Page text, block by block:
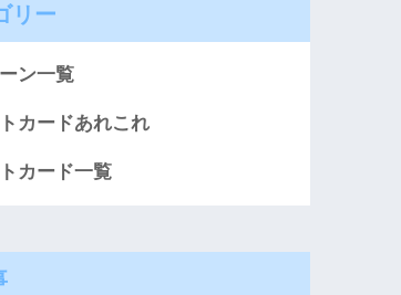
リー
ン一覧
カードあれこれ
カード一覧